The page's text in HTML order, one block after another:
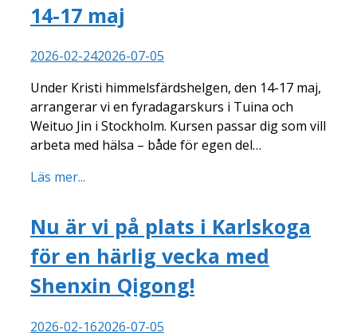
14-17 maj
2026-02-242026-07-05
Under Kristi himmelsfärdshelgen, den 14-17 maj,
arrangerar vi en fyradagarskurs i Tuina och
Weituo Jin i Stockholm. Kursen passar dig som vill
arbeta med hälsa – både för egen del…
Läs mer...
Nu är vi på plats i Karlskoga
för en härlig vecka med
Shenxin Qigong!
2026-02-162026-07-05